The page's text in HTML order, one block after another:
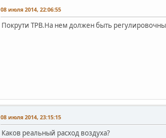
08 июля 2014, 22:06:55
Покрути ТРВ.На нем должен быть
08 июля 2014, 23:15:15
Каков реальный расход воздуха?